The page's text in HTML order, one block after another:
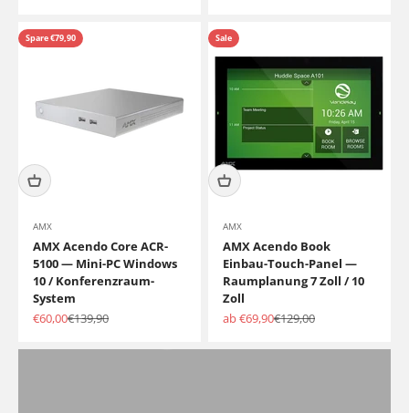
Spare €79,90
AMX
AMX Acendo Core ACR-
5100 — Mini-PC Windows
10 / Konferenzraum-
System
Angebot
€60,00Regulärer Preis
€139,90
Sale
AMX
AMX Acendo Book
Einbau-Touch-Panel —
Raumplanung 7 Zoll / 10
Zoll
Angebot
ab €69,90Regulärer Preis
€129,00
Sie planen ein Projekt?
Unser Streamoptics Support-Team steht Ihnen gerne zur
Verfügung und unterstütz Sie bei Ihren Anliegen.